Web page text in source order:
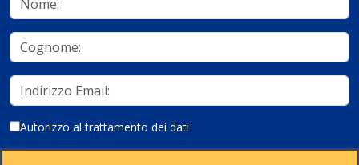
Autorizzo al trattamento dei dati